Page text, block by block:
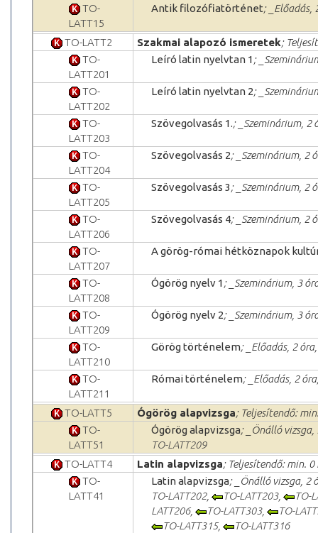
TO-
LATT15
Antik filozófiatörténet; _Előadás,
TO-LATT2 Szakmai alapozó ismeretek;
TO-
LATT201
Leíró latin nyelvtan 1;
TO-
LATT202
Leíró latin nyelvtan 2;
TO-
LATT203
Szövegolvasás 1.; _Szeminárium, 2
TO-
LATT204
Szövegolvasás 2; _Szeminárium, 2
TO-
LATT205
Szövegolvasás 3; _Szeminárium, 2
TO-
LATT206
Szövegolvasás 4; _Szeminárium, 2
TO-
LATT207
A görög-római hétköznapok
TO-
LATT208
Ógörög nyelv 1; _Szeminárium, 3
TO-
LATT209
Ógörög nyelv 2; _Szeminárium, 3
TO-
LATT210
Görög történelem; _Előadás, 2
TO-
LATT211
Római történelem; _Előadás, 2
TO-LATT5 Ógörög alapvizsga; Teljesítendő:
TO-
LATT51
Ógörög alapvizsga; _Önálló
TO-LATT209
TO-LATT4
Latin alapvizsga; Teljesítendő: min.
TO-
LATT41
Latin alapvizsga; _Önálló vizsga, 2
TO-LATT202, TO-LATT203,
TO-
LATT206, TO-LATT303,
TO-
TO-LATT315,
TO-LATT316